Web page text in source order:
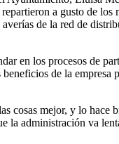
a gusto de los
de la red de
en los procesos de
de la empresa
cosas mejor, y lo hace
la administración va